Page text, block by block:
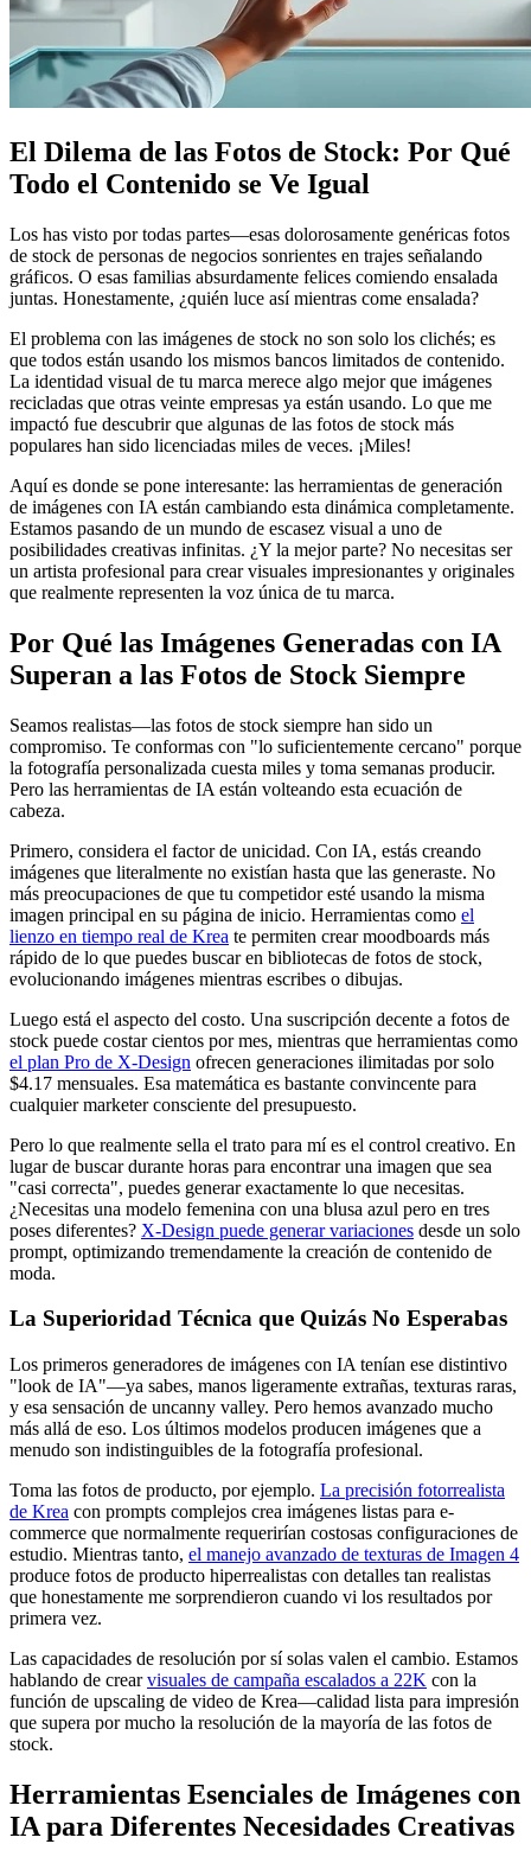
El Dilema de las Fotos de Stock: Por Qué
Todo el Contenido se Ve Igual
Los has visto por todas partes—esas dolorosamente genéricas fotos
de stock de personas de negocios sonrientes en trajes señalando
gráficos. O esas familias absurdamente felices comiendo ensalada
juntas. Honestamente, ¿quién luce así mientras come ensalada?
El problema con las imágenes de stock no son solo los clichés; es
que todos están usando los mismos bancos limitados de contenido.
La identidad visual de tu marca merece algo mejor que imágenes
recicladas que otras veinte empresas ya están usando. Lo que me
impactó fue descubrir que algunas de las fotos de stock más
populares han sido licenciadas miles de veces. ¡Miles!
Aquí es donde se pone interesante: las herramientas de generación
de imágenes con IA están cambiando esta dinámica completamente.
Estamos pasando de un mundo de escasez visual a uno de
posibilidades creativas infinitas. ¿Y la mejor parte? No necesitas ser
un artista profesional para crear visuales impresionantes y originales
que realmente representen la voz única de tu marca.
Por Qué las Imágenes Generadas con IA
Superan a las Fotos de Stock Siempre
Seamos realistas—las fotos de stock siempre han sido un
compromiso. Te conformas con "lo suficientemente cercano" porque
la fotografía personalizada cuesta miles y toma semanas producir.
Pero las herramientas de IA están volteando esta ecuación de
cabeza.
Primero, considera el factor de unicidad. Con IA, estás creando
imágenes que literalmente no existían hasta que las generaste. No
más preocupaciones de que tu competidor esté usando la misma
imagen principal en su página de inicio. Herramientas como el
lienzo en tiempo real de Krea te permiten crear moodboards más
rápido de lo que puedes buscar en bibliotecas de fotos de stock,
evolucionando imágenes mientras escribes o dibujas.
Luego está el aspecto del costo. Una suscripción decente a fotos de
stock puede costar cientos por mes, mientras que herramientas como
el plan Pro de X-Design ofrecen generaciones ilimitadas por solo
$4.17 mensuales. Esa matemática es bastante convincente para
cualquier marketer consciente del presupuesto.
Pero lo que realmente sella el trato para mí es el control creativo. En
lugar de buscar durante horas para encontrar una imagen que sea
"casi correcta", puedes generar exactamente lo que necesitas.
¿Necesitas una modelo femenina con una blusa azul pero en tres
poses diferentes? X-Design puede generar variaciones desde un solo
prompt, optimizando tremendamente la creación de contenido de
moda.
La Superioridad Técnica que Quizás No Esperabas
Los primeros generadores de imágenes con IA tenían ese distintivo
"look de IA"—ya sabes, manos ligeramente extrañas, texturas raras,
y esa sensación de uncanny valley. Pero hemos avanzado mucho
más allá de eso. Los últimos modelos producen imágenes que a
menudo son indistinguibles de la fotografía profesional.
Toma las fotos de producto, por ejemplo. La precisión fotorrealista
de Krea con prompts complejos crea imágenes listas para e-
commerce que normalmente requerirían costosas configuraciones de
estudio. Mientras tanto, el manejo avanzado de texturas de Imagen 4
produce fotos de producto hiperrealistas con detalles tan realistas
que honestamente me sorprendieron cuando vi los resultados por
primera vez.
Las capacidades de resolución por sí solas valen el cambio. Estamos
hablando de crearvisuales de campaña escalados a 22K con la
función de upscaling de video de Krea—calidad lista para impresión
que supera por mucho la resolución de la mayoría de las fotos de
stock.
Herramientas Esenciales de Imágenes con
IA para Diferentes Necesidades Creativas